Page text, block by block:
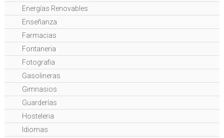
Energías Renovables
Enseñanza
Farmacias
Fontaneria
Fotografia
Gasolineras
Gimnasios
Guarderías
Hosteleria
Idiomas